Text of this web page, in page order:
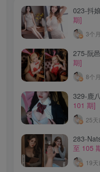
023-抖
期]
3个
275-阮
期]
8个
329-鹿
101 期]
25天
283-
至 105
19天
龙年活动 龙宫地狱 龙
龙姬
龙华妃咲JK
龙华妃咲
黛尔 黑龙
黑馆晴奈
黑靡烟旗袍
黑贞德泳装
黑贞兔子
黑见芹香
黑裤妹
热门推荐
期]